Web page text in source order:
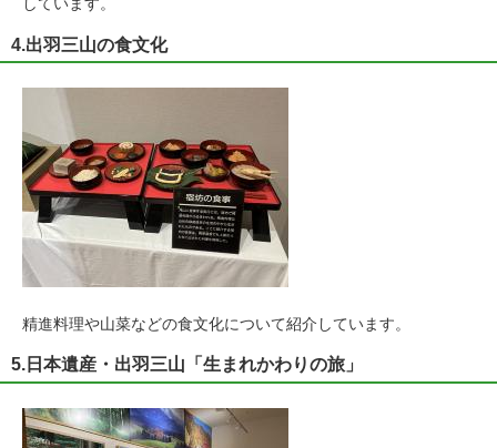
しています。
4.出羽三山の食文化
精進料理や山菜などの食文化について紹介しています。
5.日本遺産・出羽三山「生まれかわりの旅」